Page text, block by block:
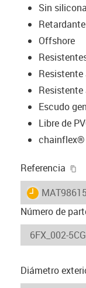
Sin silicona
Offshore
Escudo
Libre de
chainflex®
Referencia
igus-icon-
Número de
Diámetro